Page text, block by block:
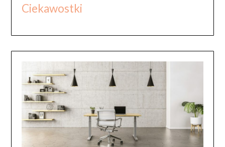
Ciekawostki